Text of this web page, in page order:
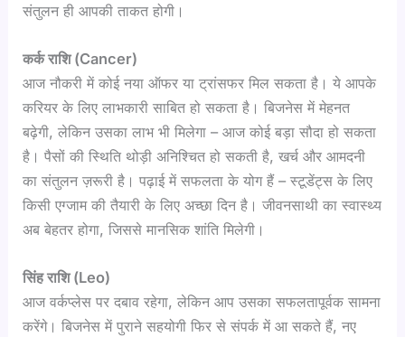
संतुलन ही आपकी ताकत होगी।
कर्क राशि (Cancer)
आज नौकरी में कोई नया ऑफर या ट्रांसफर मिल सकता है। ये आपके
करियर के लिए लाभकारी साबित हो सकता है। बिजनेस में मेहनत
बढ़ेगी, लेकिन उसका लाभ भी मिलेगा – आज कोई बड़ा सौदा हो सकता
है। पैसों की स्थिति थोड़ी अनिश्चित हो सकती है, खर्च और आमदनी
का संतुलन ज़रूरी है। पढ़ाई में सफलता के योग हैं – स्टूडेंट्स के लिए
किसी एग्जाम की तैयारी के लिए अच्छा दिन है। जीवनसाथी का स्वास्थ्य
अब बेहतर होगा, जिससे मानसिक शांति मिलेगी।
सिंह राशि (Leo)
आज वर्कप्लेस पर दबाव रहेगा, लेकिन आप उसका सफलतापूर्वक सामना
करेंगे। बिजनेस में पुराने सहयोगी फिर से संपर्क में आ सकते हैं, नए